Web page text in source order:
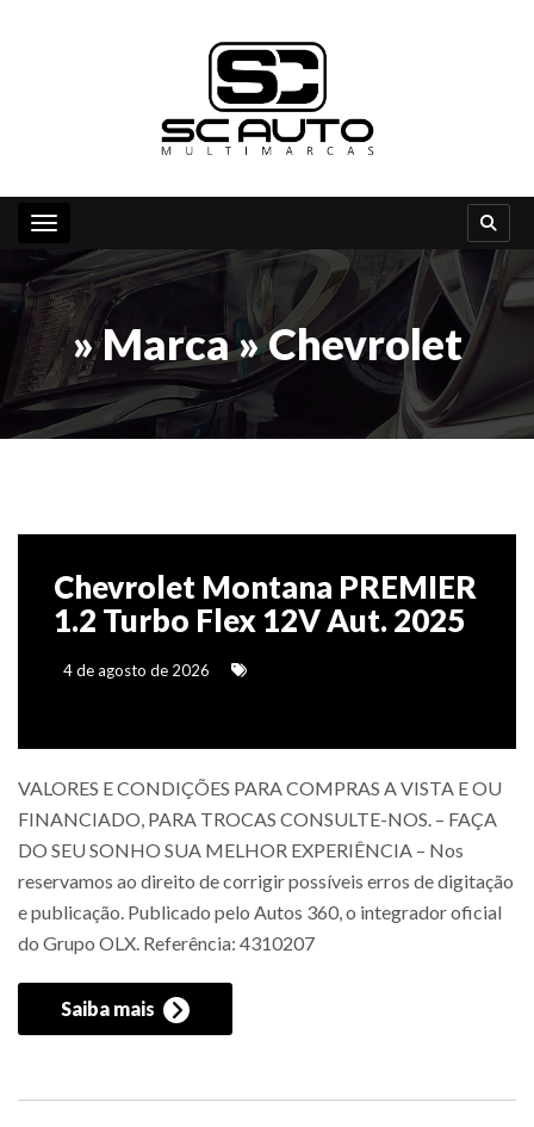
Toggle navigation
» Marca » Chevrolet
Chevrolet Montana PREMIER
1.2 Turbo Flex 12V Aut. 2025
4 de agosto de 2026
VALORES E CONDIÇÕES PARA COMPRAS A VISTA E OU
FINANCIADO, PARA TROCAS CONSULTE-NOS. – FAÇA
DO SEU SONHO SUA MELHOR EXPERIÊNCIA – Nos
reservamos ao direito de corrigir possíveis erros de digitação
e publicação. Publicado pelo Autos 360, o integrador oficial
do Grupo OLX. Referência: 4310207
Saiba mais